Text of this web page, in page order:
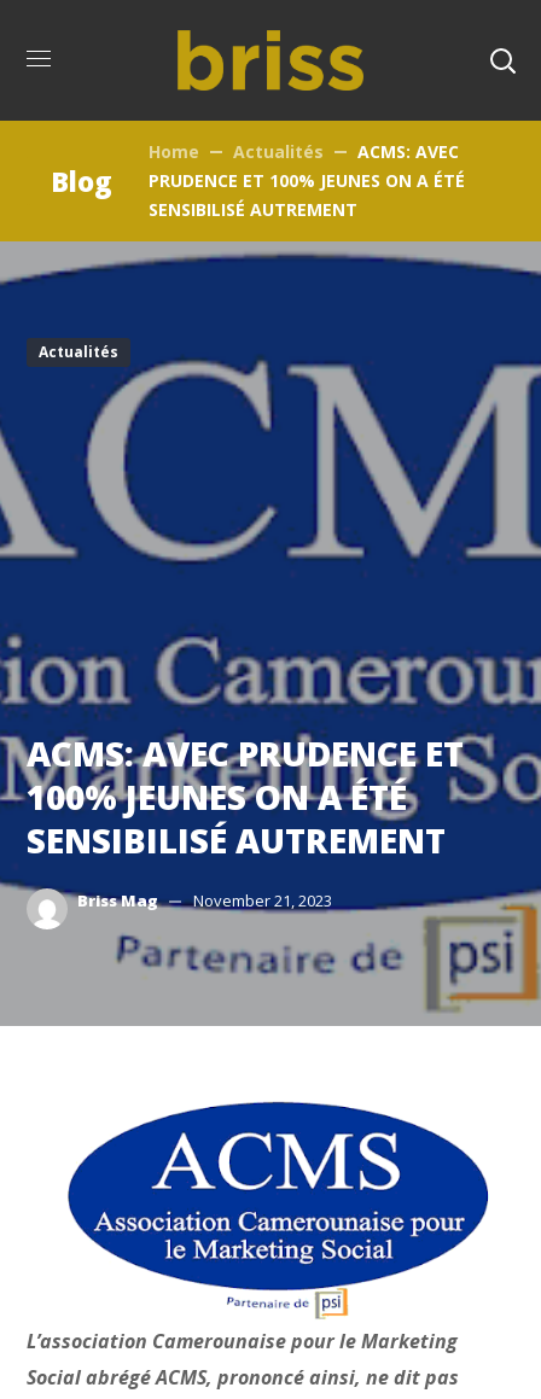
Blog
Home Actualités
ACMS: AVEC
PRUDENCE ET 100% JEUNES ON A ÉTÉ
SENSIBILISÉ AUTREMENT
Actualités
ACMS: AVEC PRUDENCE ET
100% JEUNES ON A ÉTÉ
SENSIBILISÉ AUTREMENT
Briss Mag November 21, 2023
L’association Camerounaise pour le Marketing
Social abrégé ACMS, prononcé ainsi, ne dit pas